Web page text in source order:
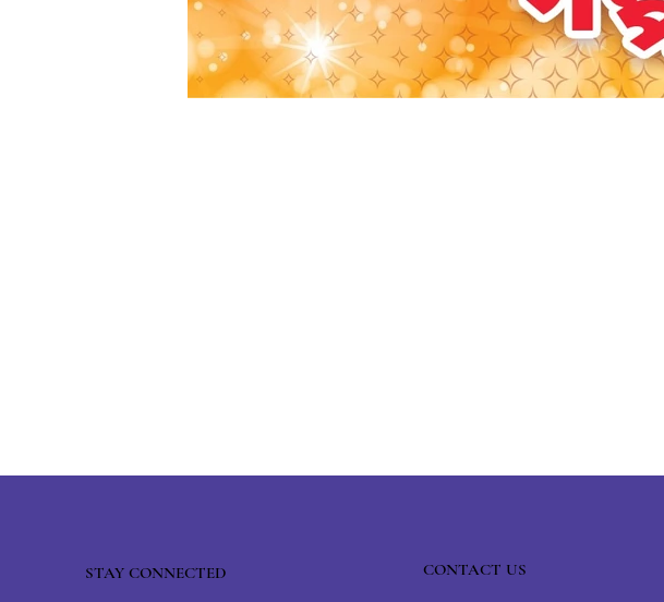
STAY CONNECTED CONTACT US